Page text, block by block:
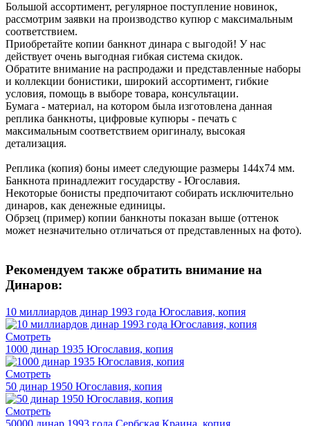
Большой ассортимент, регулярное поступление новинок,
рассмотрим заявки на производство купюр с максимальным
соответствием.
Приобретайте копии банкнот динара с выгодой! У нас
действует очень выгодная гибкая система скидок.
Обратите внимание на распродажи и представленные наборы
и коллекции бонистики, широкий ассортимент, гибкие
условия, помощь в выборе товара, консультации.
Бумага - материал, на котором была изготовлена данная
реплика банкноты, цифровые купюры - печать с
максимальным соответствием оригиналу, высокая
детализация.
Реплика (копия) боны имеет следующие размеры 144х74 мм.
Банкнота принадлежит государству - Югославия.
Некоторые бонисты предпочитают собирать исключительно
динаров, как денежные единицы.
Обрзец (пример) копии банкноты показан выше (оттенок
может незначительно отличаться от представленных на фото).
Рекомендуем также обратить внимание на
Динаров:
10 миллиардов динар 1993 года Югославия, копия
Смотреть
1000 динар 1935 Югославия, копия
Смотреть
50 динар 1950 Югославия, копия
Смотреть
50000 динар 1993 года Сербская Краина, копия